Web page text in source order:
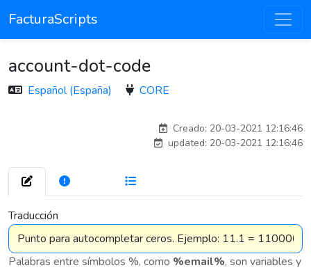
FacturaScripts
account-dot-code
Español (España) CORE
Creado: 20-03-2021 12:16:46
updated: 20-03-2021 12:16:46
Traducción
Palabras entre símbolos %, como %email%, son variables y